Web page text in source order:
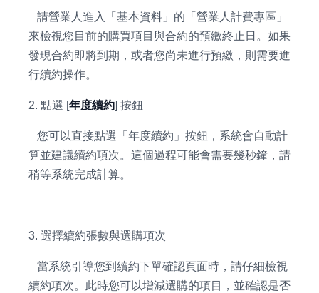
請營業人進入「基本資料」的「營業人計費專區」
來檢視您目前的購買項目與合約的預繳終止日。如果
發現合約即將到期，或者您尚未進行預繳，則需要進
行續約操作。
2. 點選 [年度續約] 按鈕
您可以直接點選「年度續約」按鈕，系統會自動計
算並建議續約項次。這個過程可能會需要幾秒鐘，請
稍等系統完成計算。
3. 選擇續約張數與選購項次
當系統引導您到續約下單確認頁面時，請仔細檢視
續約項次。此時您可以增減選購的項目，並確認是否